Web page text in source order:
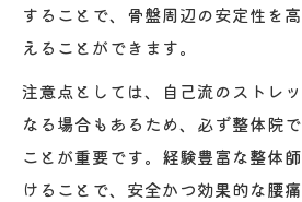
することで、骨盤周辺の安定性を
えることができます。
注意点としては、自己流のストレ
なる場合もあるため、必ず整体院
ことが重要です。経験豊富な整体
けることで、安全かつ効果的な腰